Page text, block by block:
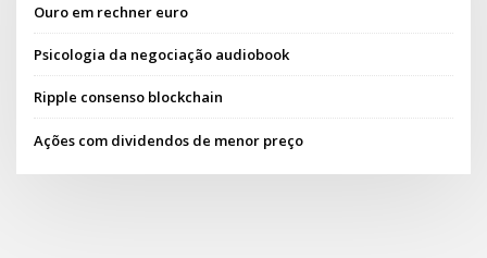
Ouro em rechner euro
Psicologia da negociação audiobook
Ripple consenso blockchain
Ações com dividendos de menor preço